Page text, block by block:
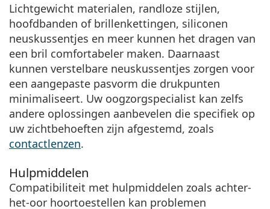
Lichtgewicht materialen, randloze stijlen,
hoofdbanden of brillenkettingen, siliconen
neuskussentjes en meer kunnen het dragen van
een bril comfortabeler maken. Daarnaast
kunnen verstelbare neuskussentjes zorgen voor
een aangepaste pasvorm die drukpunten
minimaliseert. Uw oogzorgspecialist kan zelfs
andere oplossingen aanbevelen die specifiek op
uw zichtbehoeften zijn afgestemd, zoals
contactlenzen.
Hulpmiddelen
Compatibiliteit met hulpmiddelen zoals achter-
het-oor hoortoestellen kan problemen